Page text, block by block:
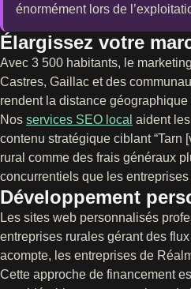
énormément lors de
Élargissez votre
Avec 3 500 habitants, le
Castres, Gaillac et des
rendent la distance
Nos services SEO local aident
contenu stratégique ciblant “Tarn
rural comme des frais généraux
concurrentiels que les
Développement
Les sites web personnalisés
entreprises rurales gérant des
acompte, les entreprises de
Cette approche de financement